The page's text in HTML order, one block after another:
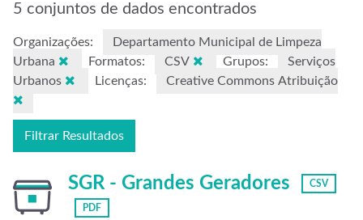
5 conjuntos de dados encontrados
Organizações:
Departamento Municipal de Limpeza
Urbana
Formatos: CSV Grupos:
Serviços
Urbanos
Licenças: Creative Commons Atribuição
Filtrar Resultados
SGR - Grandes Geradores CSV
PDF